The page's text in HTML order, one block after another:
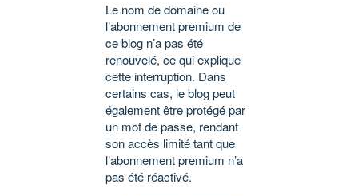
Le nom de domaine ou
l’abonnement premium de
ce blog n’a pas été
renouvelé, ce qui explique
cette interruption. Dans
certains cas, le blog peut
également être protégé par
un mot de passe, rendant
son accès limité tant que
l’abonnement premium n’a
pas été réactivé.